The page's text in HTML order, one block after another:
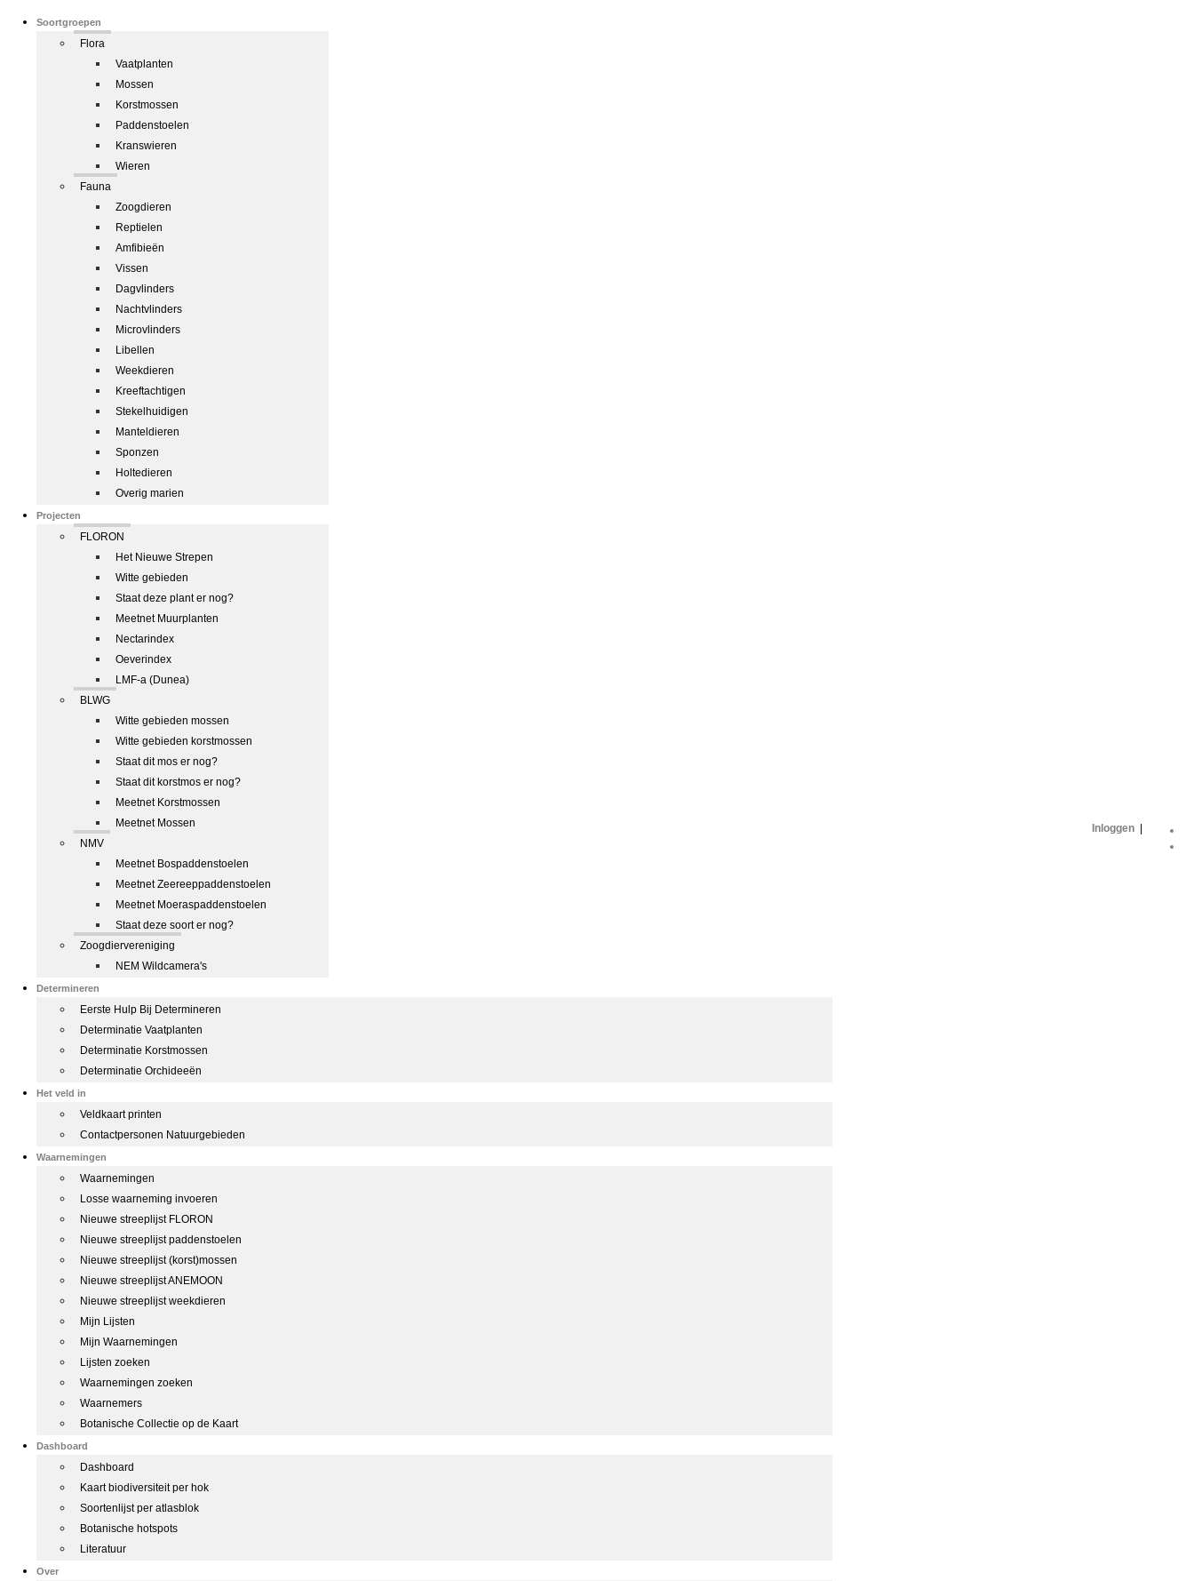
Soortgroepen
Flora
Vaatplanten
Mossen
Korstmossen
Paddenstoelen
Kranswieren
Wieren
Fauna
Zoogdieren
Reptielen
Amfibieën
Vissen
Dagvlinders
Nachtvlinders
Microvlinders
Libellen
Weekdieren
Kreeftachtigen
Stekelhuidigen
Manteldieren
Sponzen
Holtedieren
Overig marien
Projecten
FLORON
Het Nieuwe Strepen
Witte gebieden
Staat deze plant er nog?
Meetnet Muurplanten
Nectarindex
Oeverindex
LMF-a (Dunea)
BLWG
Witte gebieden mossen
Witte gebieden korstmossen
Staat dit mos er nog?
Staat dit korstmos er nog?
Meetnet Korstmossen
Meetnet Mossen
NMV
Meetnet Bospaddenstoelen
Meetnet Zeereeppaddenstoelen
Meetnet Moeraspaddenstoelen
Staat deze soort er nog?
Zoogdiervereniging
NEM Wildcamera's
Determineren
Eerste Hulp Bij Determineren
Determinatie Vaatplanten
Determinatie Korstmossen
Determinatie Orchideeën
Het veld in
Veldkaart printen
Contactpersonen Natuurgebieden
Waarnemingen
Waarnemingen
Losse waarneming invoeren
Nieuwe streeplijst FLORON
Nieuwe streeplijst paddenstoelen
Nieuwe streeplijst (korst)mossen
Nieuwe streeplijst ANEMOON
Nieuwe streeplijst weekdieren
Mijn Lijsten
Mijn Waarnemingen
Lijsten zoeken
Waarnemingen zoeken
Waarnemers
Botanische Collectie op de Kaart
Dashboard
Dashboard
Kaart biodiversiteit per hok
Soortenlijst per atlasblok
Botanische hotspots
Literatuur
Over
Inloggen